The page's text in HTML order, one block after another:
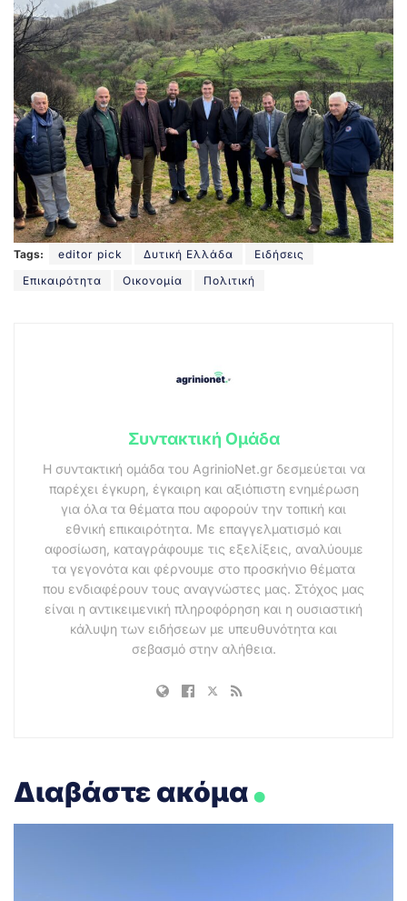
Tags: editor pick Δυτική Ελλάδα
Ειδήσεις
Επικαιρότητα
Οικονομία Πολιτική
Συντακτική Ομάδα
Η συντακτική ομάδα του AgrinioNet.gr δεσμεύεται να
παρέχει έγκυρη, έγκαιρη και αξιόπιστη ενημέρωση
για όλα τα θέματα που αφορούν την τοπική και
εθνική επικαιρότητα. Με επαγγελματισμό και
αφοσίωση, καταγράφουμε τις εξελίξεις, αναλύουμε
τα γεγονότα και φέρνουμε στο προσκήνιο θέματα
που ενδιαφέρουν τους αναγνώστες μας. Στόχος μας
είναι η αντικειμενική πληροφόρηση και η ουσιαστική
κάλυψη των ειδήσεων με υπευθυνότητα και
σεβασμό στην αλήθεια.
Διαβάστε ακόμα.